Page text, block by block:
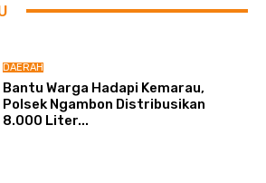
DAERAH
Bantu Warga Hadapi Kemarau,
Polsek Ngambon Distribusikan
8.000 Liter...